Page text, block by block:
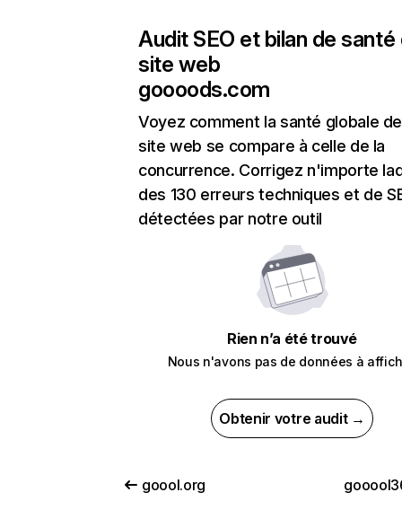
Audit SEO et bilan de santé
site web
goooods.com
Voyez comment la santé globale
site web se compare à celle de la
concurrence. Corrigez n'importe
des 130 erreurs techniques et de
détectées par notre outil
Rien n’a été trouvé
Nous n'avons pas de données à
Obtenir votre audit →
goool.org